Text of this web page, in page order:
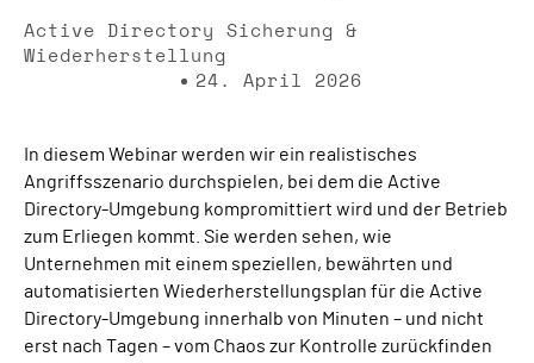
Active Directory Sicherung &
Wiederherstellung
24. April 2026
In diesem Webinar werden wir ein realistisches
Angriffsszenario durchspielen, bei dem die Active
Directory-Umgebung kompromittiert wird und der Betrieb
zum Erliegen kommt. Sie werden sehen, wie
Unternehmen mit einem speziellen, bewährten und
automatisierten Wiederherstellungsplan für die Active
Directory-Umgebung innerhalb von Minuten – und nicht
erst nach Tagen – vom Chaos zur Kontrolle zurückfinden